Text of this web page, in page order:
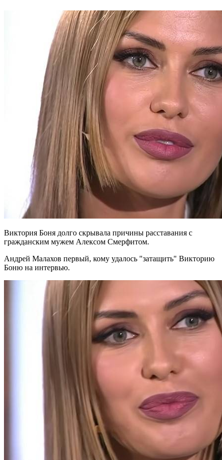
Виктория Боня долго скрывала причины расставания с
гражданским мужем Алексом Смерфитом.
Андрей Малахов первый, кому удалось "затащить" Викторию
Боню на интервью.